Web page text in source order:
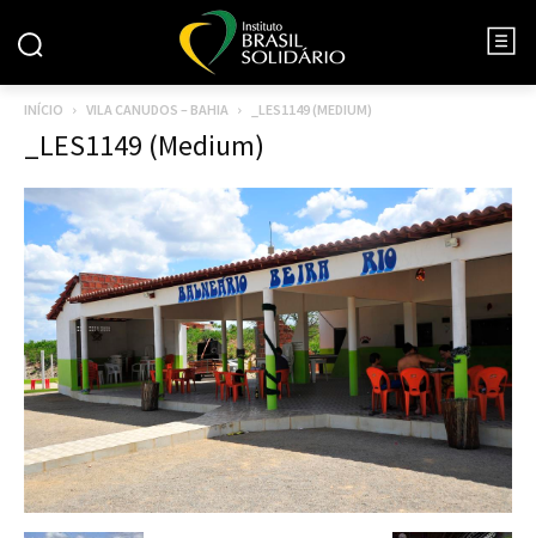
INÍCIO VILA CANUDOS – BAHIA _LES1149 (MEDIUM)
_LES1149 (Medium)